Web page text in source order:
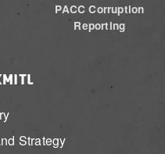
PACC Corruption
Reporting
Strategy